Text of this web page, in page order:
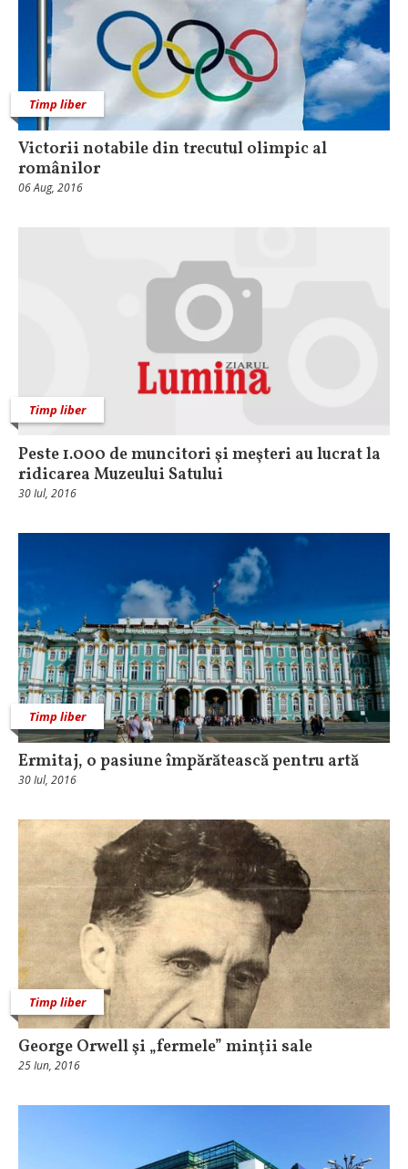
Timp liber
Victorii notabile din trecutul olimpic al
românilor
06 Aug, 2016
Timp liber
Peste 1.000 de muncitori şi meşteri au lucrat la
ridicarea Muzeului Satului
30 Iul, 2016
Timp liber
Ermitaj, o pasiune împărătească pentru artă
30 Iul, 2016
Timp liber
George Orwell şi „fermele” minţii sale
25 Iun, 2016